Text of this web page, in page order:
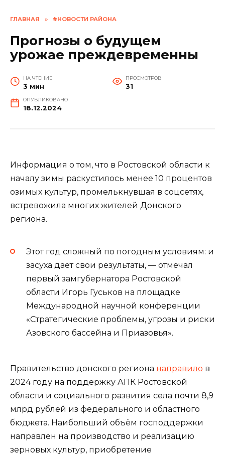
ГЛАВНАЯ » #НОВОСТИ РАЙОНА
Прогнозы о будущем
урожае преждевременны
НА ЧТЕНИЕ
3 мин
ПРОСМОТРОВ
31
ОПУБЛИКОВАНО
18.12.2024
Информация о том, что в Ростовской области к
началу зимы раскустилось менее 10 процентов
озимых культур, промелькнувшая в соцсетях,
встревожила многих жителей Донского
региона.
Этот год сложный по погодным условиям: и
засуха дает свои результаты, — отмечал
первый замгубернатора Ростовской
области Игорь Гуськов на площадке
Международной научной конференции
«Стратегические проблемы, угрозы и риски
Азовского бассейна и Приазовья».
Правительство донского региона направило в
2024 году на поддержку АПК Ростовской
области и социального развития села почти 8,9
млрд рублей из федерального и областного
бюджета. Наибольший объём господдержки
направлен на производство и реализацию
зерновых культур, приобретение